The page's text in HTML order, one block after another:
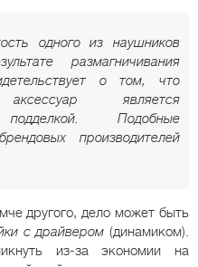
одного из наушников
размагничивания
о том, что
аксессуар является
подделкой. Подобные
производителей
другого, дело может быть
с драйвером (динамиком).
из-за экономии на